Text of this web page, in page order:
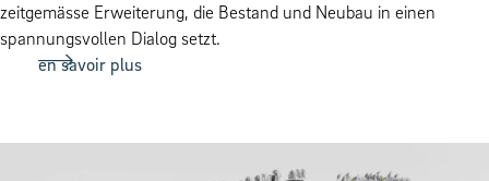
zeitgemässe Erweiterung, die Bestand und Neubau in einen
spannungsvollen Dialog setzt.
en savoir plus